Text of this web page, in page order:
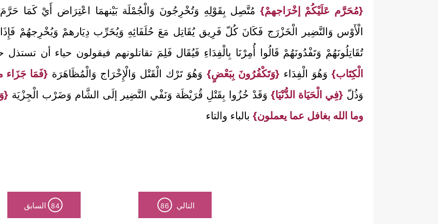
{مُحَرَّم عَلَيْكُمْ إخْرَاجهمْ} مُتَّصِل بِقَوْلِهِ وَتُخْرِجُونَ وَالْجُمْلَة بَيْنهمَا اعْتِرَاض أَيْ كَمَا
الْأَوْس وَالنَّضِير الْخَزْرَج فَكَانَ كُلّ فَرِيق يُقَاتِل مَعَ حُلَفَائِهِ وَيُخَرِّب دِيَارهمْ وَيُخْرِجهُمْ فَإِذَا
تُقَاتِلُونَهُمْ وَتَفْدُونَهُمْ قَالُوا أُمِرْنَا بِالْفِدَاءِ فَيُقَال فَلِمَ تقاتلونهم فيقولون حياء أن تستذل
الْكِتَاب}وَهُوَ الْفِدَاء {وَتَكْفُرُونَ بِبَعْضٍ} وَهُوَ تَرْك الْقَتْل وَالْإِخْرَاج وَالْمُظَاهَرَة {فَمَا جَزَاء
وَذُلّ {فِي الْحَيَاة الدُّنْيَا}وَقَدْ خُزُوا بِقَتْلِ قُرَيْظَة وَنَفْي النَّضِير إلَى الشَّام وَضَرْب الْجِزْيَة
وما الله بغافل عما يعملون} بالباء والتاء
التالي 86
84 السابق